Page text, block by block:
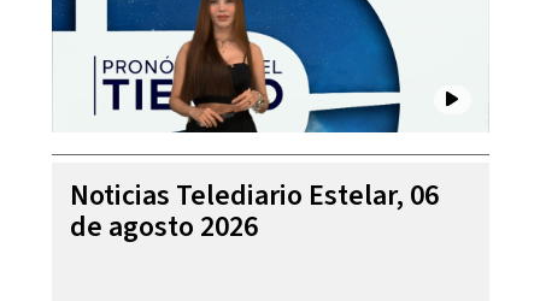
Noticias Telediario Estelar, 06
de agosto 2026